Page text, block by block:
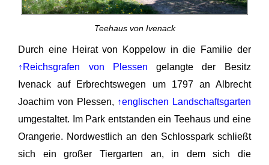
Teehaus von Ivenack
Durch eine Heirat von Koppelow in die Familie der
↑Reichsgrafen von Plessen gelangte der Besitz
Ivenack auf Erbrechtswegen um 1797 an Albrecht
Joachim von Plessen, ↑englischen Landschaftsgarten
umgestaltet. Im Park entstanden ein Teehaus und eine
Orangerie. Nordwestlich an den Schlosspark schließt
sich ein großer Tiergarten an, in dem sich die